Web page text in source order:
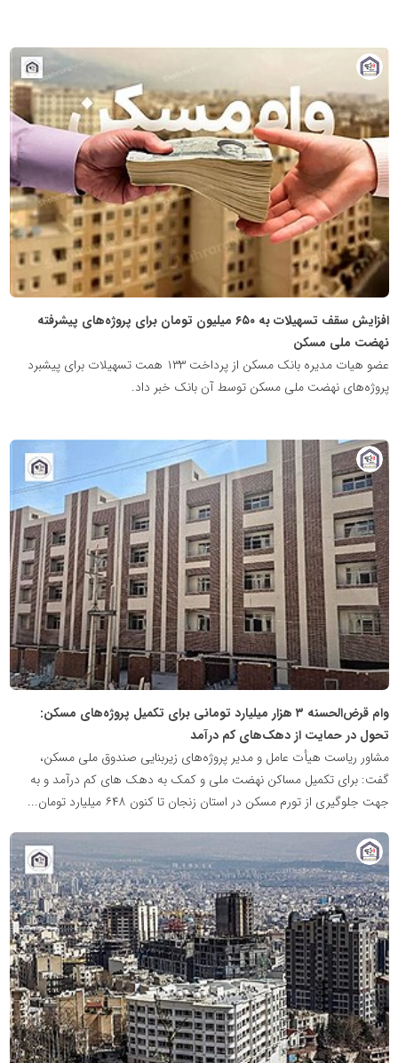
افزایش سقف تسهیلات به ۶۵۰ میلیون تومان برای پروژه‌های پیشرفته
نهضت ملی مسکن
عضو هیات مدیره بانک مسکن از پرداخت ۱۳۳ همت تسهیلات برای پیشبرد
پروژه‌های نهضت ملی مسکن توسط آن بانک خبر داد.
پایگاه
خبری
نهضت
ملی
مسکن
وام قرض‌الحسنه ۳ هزار میلیارد تومانی برای تکمیل پروژه‌های مسکن:
تحول در حمایت از دهک‌های کم درآمد
مشاور ریاست هیأت عامل و مدیر پروژه‌های زیربنایی صندوق ملی مسکن،
گفت: برای تکمیل مساکن نهضت ملی و کمک به دهک های کم درآمد و به
جهت جلوگیری از تورم مسکن در استان زنجان تا کنون ۶۴۸ میلیارد تومان...
پایگاه
خبری
نهضت
ملی
مسکن
پایگاه
خبری
نهضت
ملی
مسکن